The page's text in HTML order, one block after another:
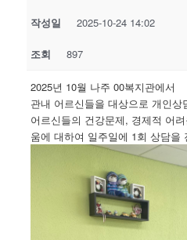
작성일 2025-10-24 14:02
조회 897
2025년 10월 나주 00복지관에서
관내 어르신들을 대상으로 개인
어르신들의 건강문제, 경제적 어
움에 대하여 일주일에 1회 상담을